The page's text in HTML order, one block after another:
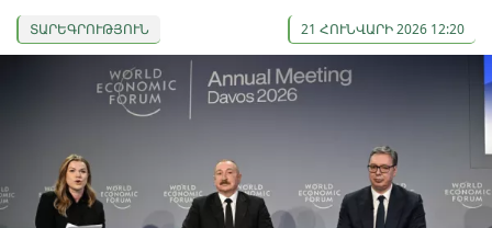
ՏԱՐԵԳՐՈՒԹՅՈՒՆ 21 ՀՈՒՆՎԱՐԻ 2026 12:20